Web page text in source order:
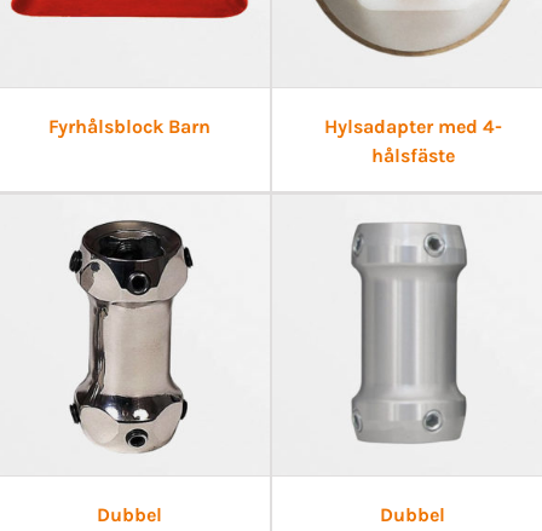
Fyrhålsblock Barn
Hylsadapter med 4-
hålsfäste
Dubbel
Dubbel